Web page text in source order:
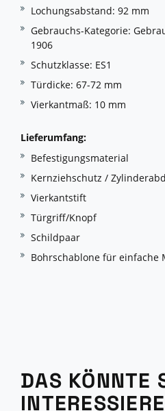
Lochungsabstand: 92 mm
Gebrauchs-Kategorie:
1906
Schutzklasse: ES1
Türdicke: 67-72 mm
Vierkantmaß: 10 mm
Lieferumfang:
Befestigungsmaterial
Kernziehschutz /
Vierkantstift
Türgriff/Knopf
Schildpaar
Bohrschablone für einfache
DAS KÖNNTE